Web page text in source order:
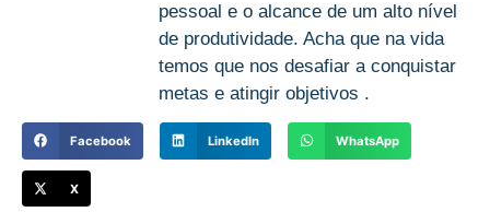
pessoal e o alcance de um alto nível
de produtividade. Acha que na vida
temos que nos desafiar a conquistar
metas e atingir objetivos .
Facebook LinkedIn WhatsApp
X